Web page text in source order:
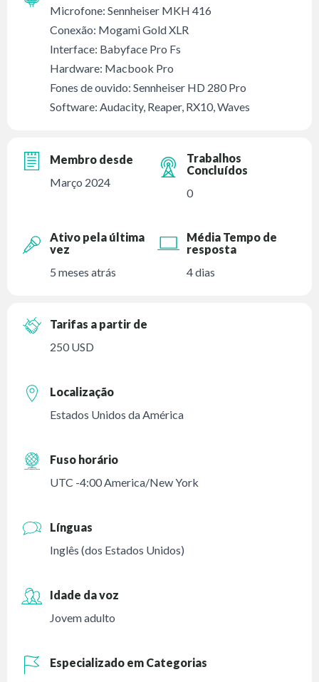
Microfone: Sennheiser MKH 416
Conexão: Mogami Gold XLR
Interface: Babyface Pro Fs
Hardware: Macbook Pro
Fones de ouvido: Sennheiser HD 280 Pro
Software: Audacity, Reaper, RX10, Waves
Membro desde
Março 2024
Trabalhos
Concluídos
0
Ativo pela última
vez
5 meses atrás
Média Tempo de
resposta
4 dias
Tarifas a partir de
250 USD
Localização
Estados Unidos da América
Fuso horário
UTC -4:00 America/New York
Línguas
Inglês (dos Estados Unidos)
Idade da voz
Jovem adulto
Especializado em Categorias